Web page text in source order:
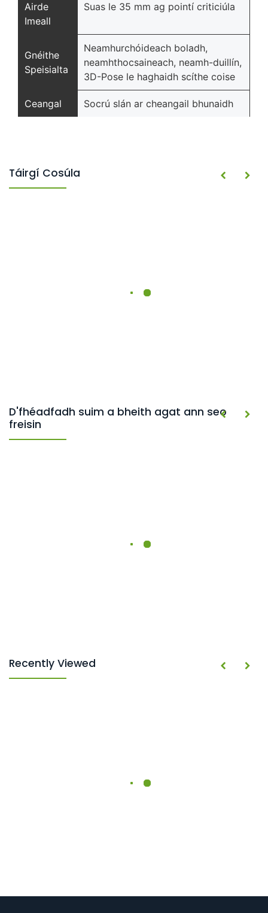
Airde
Imeall
Suas le 35 mm ag pointí criticiúla
Gnéithe
Speisialta
Neamhurchóideach boladh,
neamhthocsaineach, neamh-duillín,
3D-Pose le haghaidh scíthe coise
Ceangal Socrú slán ar cheangail bhunaidh
Táirgí Cosúla
D'fhéadfadh suim a bheith agat ann seo
freisin
Recently Viewed